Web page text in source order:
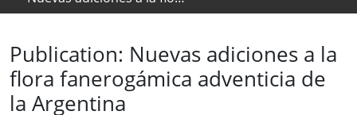
Publication: Nuevas adiciones a la
flora fanerogámica adventicia de
la Argentina